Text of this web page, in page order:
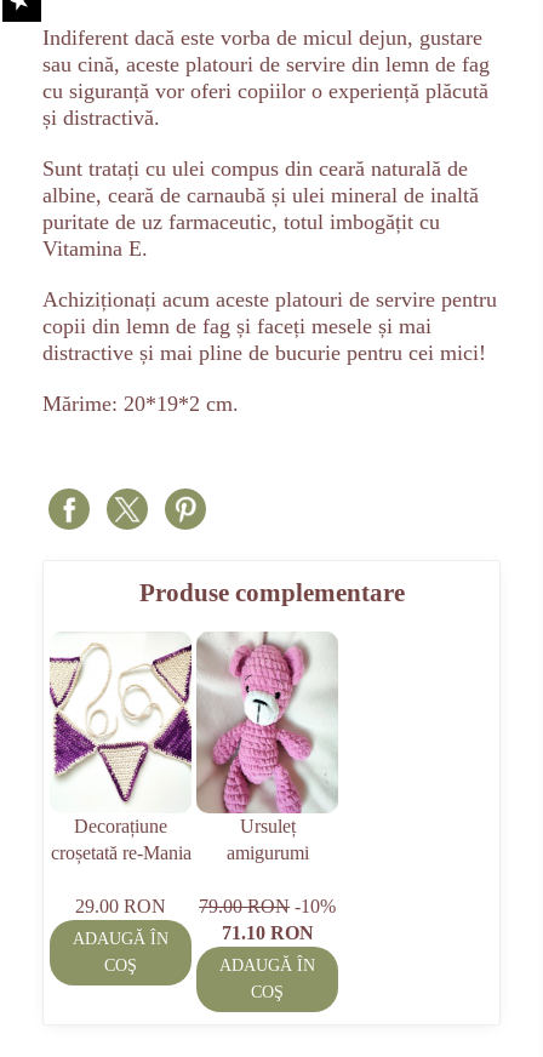
Indiferent dacă este vorba de micul dejun, gustare
sau cină, aceste platouri de servire din lemn de fag
cu siguranță vor oferi copiilor o experiență plăcută
și distractivă.
Sunt tratați cu ulei compus din ceară naturală de
albine, ceară de carnaubă și ulei mineral de inaltă
puritate de uz farmaceutic, totul imbogățit cu
Vitamina E.
Achiziționați acum aceste platouri de servire pentru
copii din lemn de fag și faceți mesele și mai
distractive și mai pline de bucurie pentru cei mici!
Mărime: 20*19*2 cm.
Produse complementare
Decorațiune
croșetată re-Mania
29.00 RON
ADAUGĂ ÎN
COŞ
Ursuleț
amigurumi
79.00 RON-10%
71.10 RON
ADAUGĂ ÎN
COŞ